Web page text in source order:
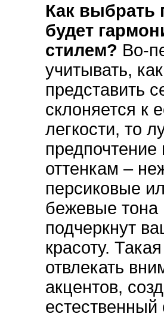
Как выбрать
будет
стилем? Во-
учитывать,
представить
склоняется к
легкости, то
оттенкам –
персиковые
бежевые тона
подчеркнут
красоту.
отвлекать
акцентов,
естественный